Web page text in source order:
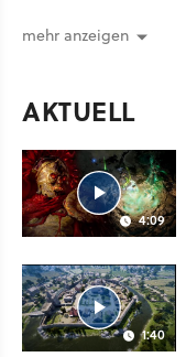
mehr anzeigen
AKTUELL
4:09
1:40